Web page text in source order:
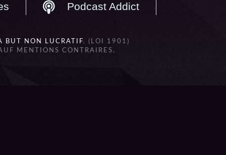
Podcast Addict
BUT NON LUCRATIF. (LOI 1901)
MENTIONS CONTRAIRES.